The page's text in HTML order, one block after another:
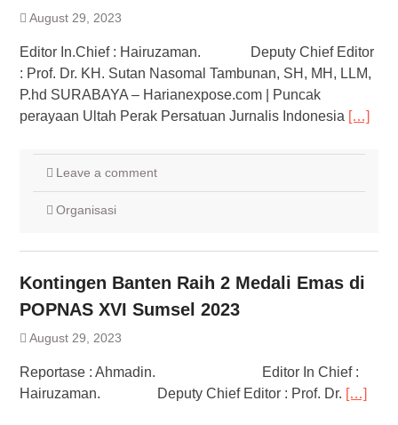
August 29, 2023
Editor In.Chief : Hairuzaman. Deputy Chief Editor
: Prof. Dr. KH. Sutan Nasomal Tambunan, SH, MH, LLM,
P.hd SURABAYA – Harianexpose.com | Puncak
perayaan Ultah Perak Persatuan Jurnalis Indonesia […]
Leave a comment
Organisasi
Kontingen Banten Raih 2 Medali Emas di
POPNAS XVI Sumsel 2023
August 29, 2023
Reportase : Ahmadin. Editor In Chief :
Hairuzaman. Deputy Chief Editor : Prof. Dr. […]